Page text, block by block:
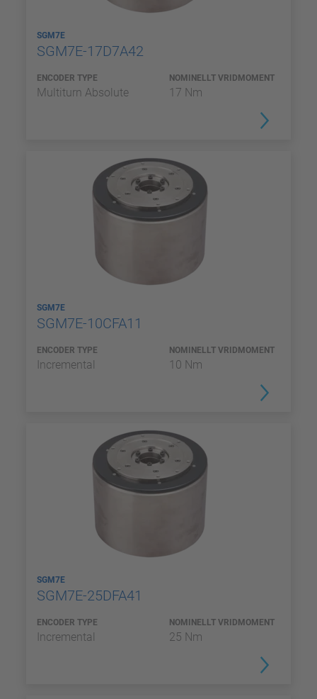
SGM7E
SGM7E-17D7A42
ENCODER TYPE
Multiturn Absolute
NOMINELLT VRIDMOMENT
17 Nm
SGM7E
SGM7E-10CFA11
ENCODER TYPE
Incremental
NOMINELLT VRIDMOMENT
10 Nm
SGM7E
SGM7E-25DFA41
ENCODER TYPE
Incremental
NOMINELLT VRIDMOMENT
25 Nm